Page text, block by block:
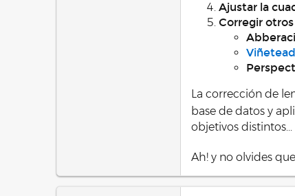
Ajustar la
Corregir
La corrección de
base de datos y
objetivos
Ah! y no olvides